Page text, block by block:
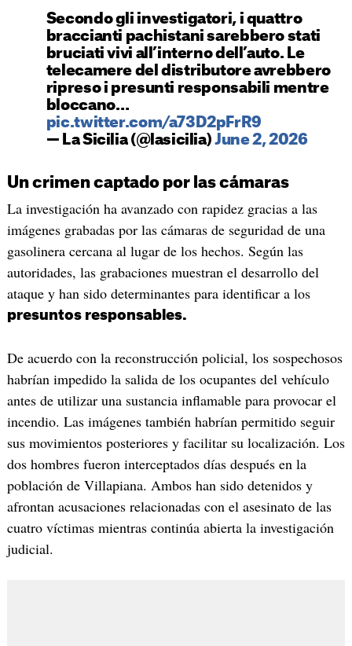
Secondo gli investigatori, i quattro
braccianti pachistani sarebbero stati
bruciati vivi all’interno dell’auto. Le
telecamere del distributore avrebbero
ripreso i presunti responsabili mentre
bloccano…
pic.twitter.com/a73D2pFrR9
— La Sicilia (@lasicilia) June 2, 2026
Un crimen captado por las cámaras
La investigación ha avanzado con rapidez gracias a las
imágenes grabadas por las cámaras de seguridad de una
gasolinera cercana al lugar de los hechos. Según las
autoridades, las grabaciones muestran el desarrollo del
ataque y han sido determinantes para identificar a los
presuntos responsables.
De acuerdo con la reconstrucción policial, los sospechosos
habrían impedido la salida de los ocupantes del vehículo
antes de utilizar una sustancia inflamable para provocar el
incendio. Las imágenes también habrían permitido seguir
sus movimientos posteriores y facilitar su localización. Los
dos hombres fueron interceptados días después en la
población de Villapiana. Ambos han sido detenidos y
afrontan acusaciones relacionadas con el asesinato de las
cuatro víctimas mientras continúa abierta la investigación
judicial.